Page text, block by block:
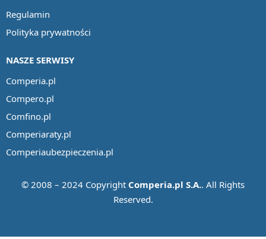
Regulamin
Polityka prywatności
NASZE SERWISY
Comperia.pl
Compero.pl
Comfino.pl
Comperiaraty.pl
Comperiaubezpieczenia.pl
© 2008 – 2024 Copyright Comperia.pl S.A.. All Rights
Reserved.